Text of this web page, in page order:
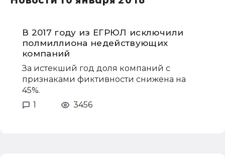
В 2017 году из ЕГРЮЛ исключили
полмиллиона недействующих
компаний
За истекший год доля компаний с
признаками фиктивности снижена на
45%.
1
3456